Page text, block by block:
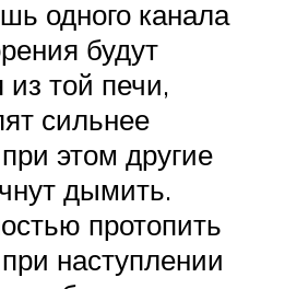
одного канала
будут
той печи,
сильнее
этом другие
дымить.
протопить
наступлении